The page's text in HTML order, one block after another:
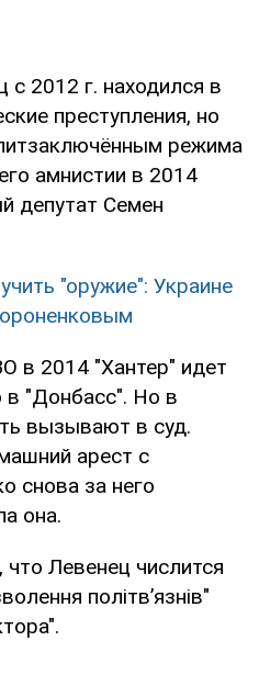
2012 г. находился в
преступления, но
режима
амнистии в 2014
депутат Семен
"оружие": Украине
в 2014 "Хантер" идет
в "Донбасс". Но в
вызывают в суд.
арест с
снова за него
она.
Левенец числится
політв’язнів"